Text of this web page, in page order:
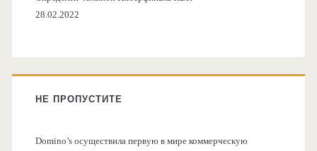
28.02.2022
НЕ ПРОПУСТИТЕ
Domino’s осуществила первую в мире коммерческую